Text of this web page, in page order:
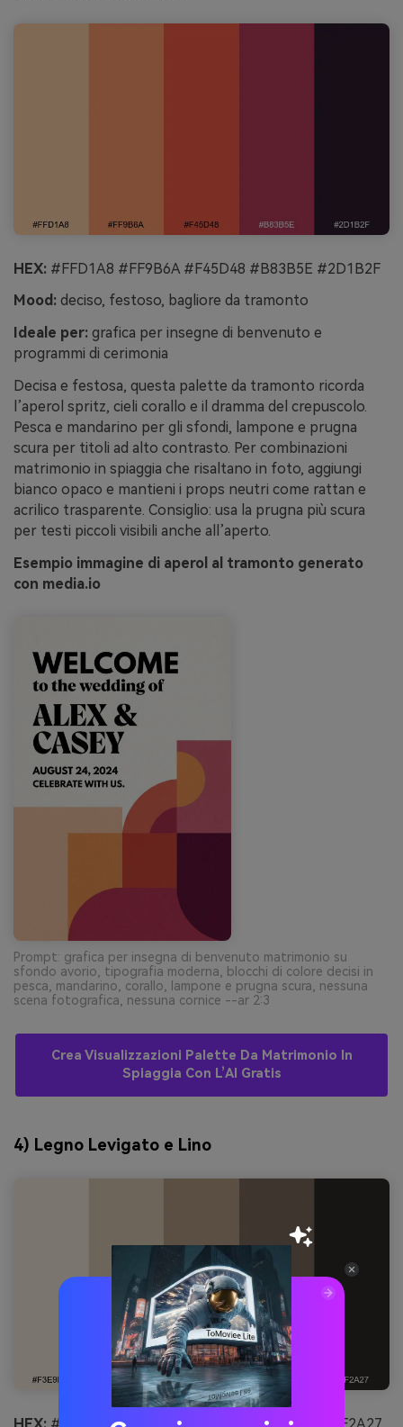
HEX: #FFD1A8 #FF9B6A #F45D48 #B83B5E #2D1B2F
Mood: deciso, festoso, bagliore da tramonto
Ideale per: grafica per insegne di benvenuto e
programmi di cerimonia
Decisa e festosa, questa palette da tramonto ricorda
l’aperol spritz, cieli corallo e il dramma del crepuscolo.
Pesca e mandarino per gli sfondi, lampone e prugna
scura per titoli ad alto contrasto. Per combinazioni
matrimonio in spiaggia che risaltano in foto, aggiungi
bianco opaco e mantieni i props neutri come rattan e
acrilico trasparente. Consiglio: usa la prugna più scura
per testi piccoli visibili anche all’aperto.
Esempio immagine di aperol al tramonto generato
con media.io
Prompt: grafica per insegna di benvenuto matrimonio su
sfondo avorio, tipografia moderna, blocchi di colore decisi in
pesca, mandarino, corallo, lampone e prugna scura, nessuna
scena fotografica, nessuna cornice --ar 2:3
Crea Visualizzazioni Palette Da Matrimonio In
Spiaggia Con L’AI Gratis
4) Legno Levigato e Lino